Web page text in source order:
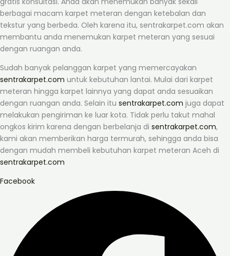
berbagai macam karpet meteran dengan ketebalan dan
tekstur yang berbeda. Oleh karena itu, sentrakarpet.com akan
membantu anda menemukan karpet meteran yang sesuai
dengan ruangan anda.
Sudah banyak pelanggan karpet yang memercayakan
sentrakarpet.com untuk kebutuhan lantai. Mulai dari karpet
meteran hingga karpet lainnya yang dapat anda sesuaikan
dengan ruangan anda. Selain itu sentrakarpet.com juga dapat
melakukan pengiriman ke luar kota. Tidak perlu takut mahal
ongkos kirim karena dengan berbelanja di sentrakarpet.com,
kami akan memberikan harga termurah, sehingga anda bisa
dengan mudah membeli kebutuhan karpet meteran Aceh di
sentrakarpet.com
Facebook